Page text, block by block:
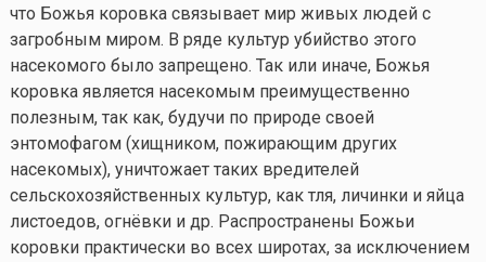
что Божья коровка связывает мир живых людей с
загробным миром. В ряде культур убийство этого
насекомого было запрещено. Так или иначе, Божья
коровка является насекомым преимущественно
полезным, так как, будучи по природе своей
энтомофагом (хищником, пожирающим других
насекомых), уничтожает таких вредителей
сельскохозяйственных культур, как тля, личинки и яйца
листоедов, огнёвки и др. Распространены Божьи
коровки практически во всех широтах, за исключением